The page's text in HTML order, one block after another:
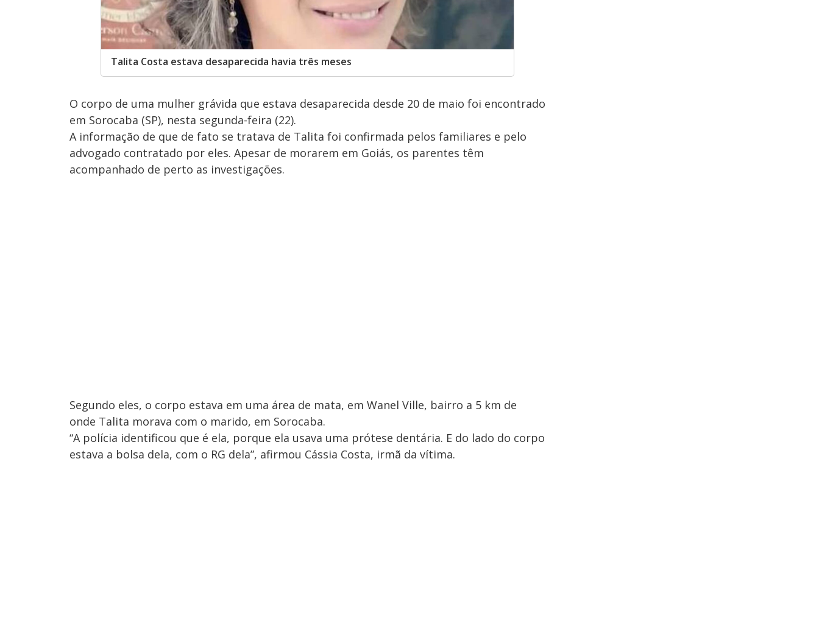
Talita Costa estava desaparecida havia três meses
O corpo de uma mulher grávida que estava desaparecida desde 20 de maio foi encontrado
em Sorocaba (SP), nesta segunda-feira (22).
A informação de que de fato se tratava de Talita foi confirmada pelos familiares e pelo
advogado contratado por eles. Apesar de morarem em Goiás, os parentes têm
acompanhado de perto as investigações.
Segundo eles, o corpo estava em uma área de mata, em Wanel Ville, bairro a 5 km de
onde Talita morava com o marido, em Sorocaba.
“A polícia identificou que é ela, porque ela usava uma prótese dentária. E do lado do corpo
estava a bolsa dela, com o RG dela”, afirmou Cássia Costa, irmã da vítima.